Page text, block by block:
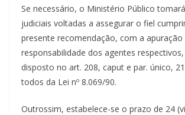
Se necessário, o Ministério Público
judiciais voltadas a assegurar o fiel
presente recomendação, com a apuração
responsabilidade dos agentes
disposto no art. 208, caput e par. único,
todos da Lei nº 8.069/90.
Outrossim, estabelece-se o prazo de 24